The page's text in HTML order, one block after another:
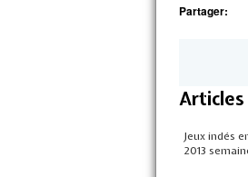
Partager:
Articles
Jeux indés
2013